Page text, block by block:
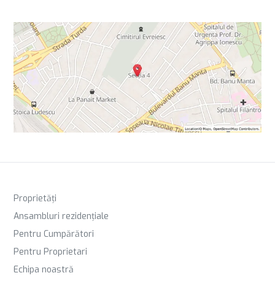
Proprietăți
Ansambluri rezidențiale
Pentru Cumpărători
Pentru Proprietari
Echipa noastră